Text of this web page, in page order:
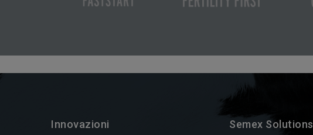
Innovazioni Semex Solutions